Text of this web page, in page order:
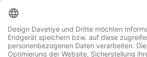
+49 (0) 21 51 - 7 633 633
Du lundi au jeudi:
de 8:00 - 13:00
et de 14:00 - 17:00 heures